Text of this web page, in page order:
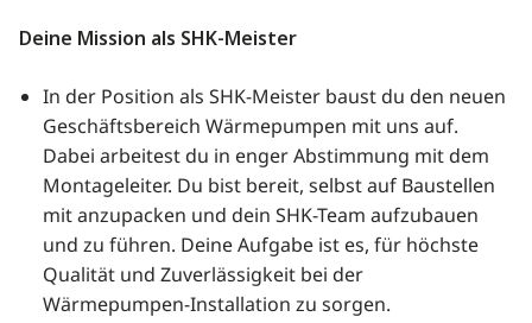
Deine Mission als SHK-Meister
In der Position als SHK-Meister baust du den neuen
Geschäftsbereich Wärmepumpen mit uns auf.
Dabei arbeitest du in enger Abstimmung mit dem
Montageleiter. Du bist bereit, selbst auf Baustellen
mit anzupacken und dein SHK-Team aufzubauen
und zu führen. Deine Aufgabe ist es, für höchste
Qualität und Zuverlässigkeit bei der
Wärmepumpen-Installation zu sorgen.